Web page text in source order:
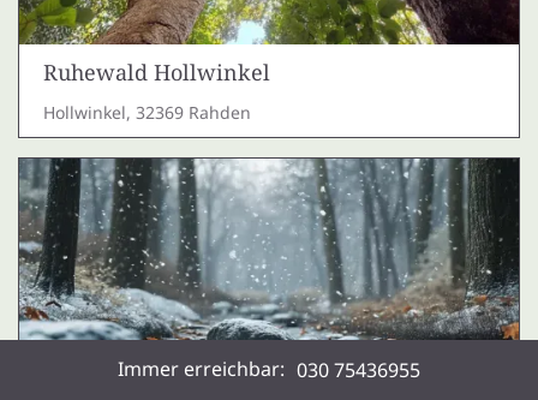
Ruhewald Hollwinkel
Hollwinkel, 32369 Rahden
Immer erreichbar: 030 75436955